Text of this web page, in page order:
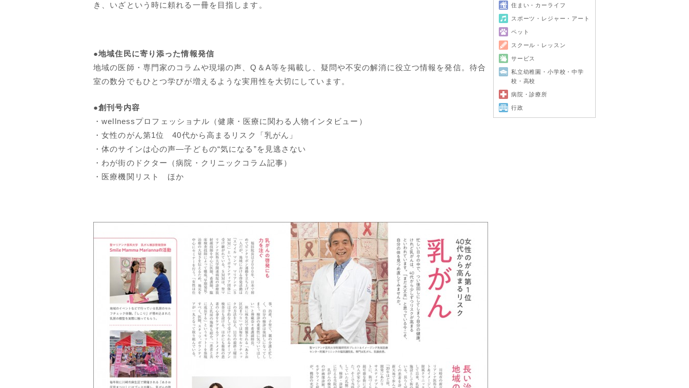
住まい・カーライフ
スポーツ・レジャー・アート
ペット
スクール・レッスン
サービス
私立幼稚園・小学校・中学
校・高校
病院・診療所
行政
き、いざという時に頼れる一冊を目指します。
●地域住民に寄り添った情報発信
地域の医師・専門家のコラムや現場の声、Q＆A等を掲載し、疑問や不安の解消に役立つ情報を発信。待合
室の数分でもひとつ学びが増えるような実用性を大切にしています。
●創刊号内容
・wellnessプロフェッショナル（健康・医療に関わる人物インタビュー）
・女性のがん第1位 40代から高まるリスク「乳がん」
・体のサインは心の声―子どもの“気になる”を見逃さない
・わが街のドクター（病院・クリニックコラム記事）
・医療機関リスト ほか